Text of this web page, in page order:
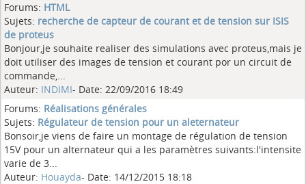
Forums: HTML
Sujets: recherche de capteur de courant et de tension sur ISIS
de proteus
Bonjour,je souhaite realiser des simulations avec proteus,mais je
doit utiliser des images de tension et courant por un circuit de
commande,...
Auteur: INDIMI- Date: 22/09/2016 18:49
Forums: Réalisations générales
Sujets: Régulateur de tension pour un aleternateur
Bonsoir,je viens de faire un montage de régulation de tension
15V pour un alternateur qui a les paramètres suivants:l'intensite
varie de 3...
Auteur: Houayda- Date: 14/12/2015 18:18